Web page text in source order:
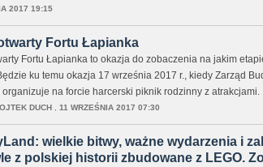
2017 19:15
Fortu Łapianka
Fortu Łapianka to okazja do zobaczenia na jakim
ku temu okazja 17 września 2017 r., kiedy Zarząd
organizuje na forcie harcerski piknik rodzinny z atrakcjami.
DUCH, 11 WRZEŚNIA 2017 07:30
wielkie bitwy, ważne wydarzenia i
z polskiej historii zbudowane z LEGO.